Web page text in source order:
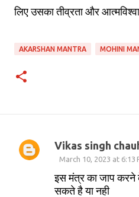
लिए उसका तीव्रता और
AKARSHAN MANTRA MOHINI
C
Vikas singh
March 10, 2023 at 6:13
इस मंत्र का जाप करने
सकते है या नही